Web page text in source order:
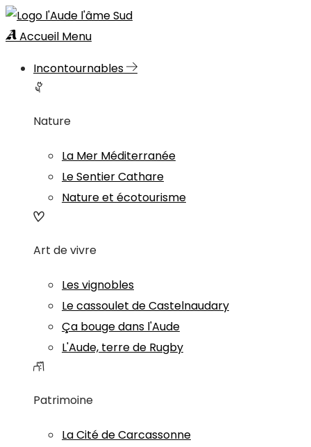
Accueil Menu
Incontournables
Nature
La Mer Méditerranée
Le Sentier Cathare
Nature et écotourisme
Art de vivre
Les vignobles
Le cassoulet de Castelnaudary
Ça bouge dans l'Aude
L'Aude, terre de Rugby
Patrimoine
La Cité de Carcassonne